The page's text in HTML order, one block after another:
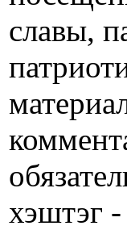
славы,